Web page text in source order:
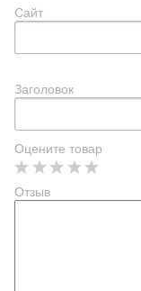
Сайт
Заголовок
Оцените товар
Отзыв